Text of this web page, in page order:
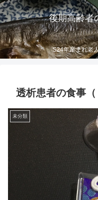
後期高齢者
S24年産まれ老
透析患者の食事
未分類